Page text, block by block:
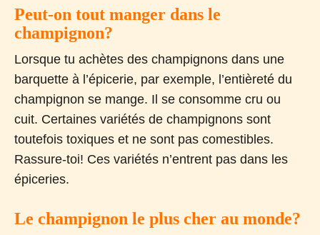
Peut-on tout manger dans le
champignon?
Lorsque tu achètes des champignons dans une
barquette à l’épicerie, par exemple, l’entièreté du
champignon se mange. Il se consomme cru ou
cuit. Certaines variétés de champignons sont
toutefois toxiques et ne sont pas comestibles.
Rassure-toi! Ces variétés n’entrent pas dans les
épiceries.
Le champignon le plus cher au monde?